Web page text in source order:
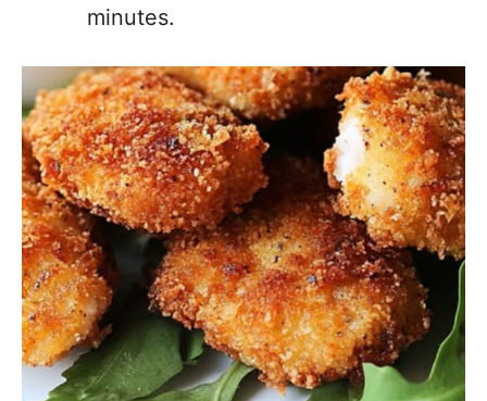
minutes.